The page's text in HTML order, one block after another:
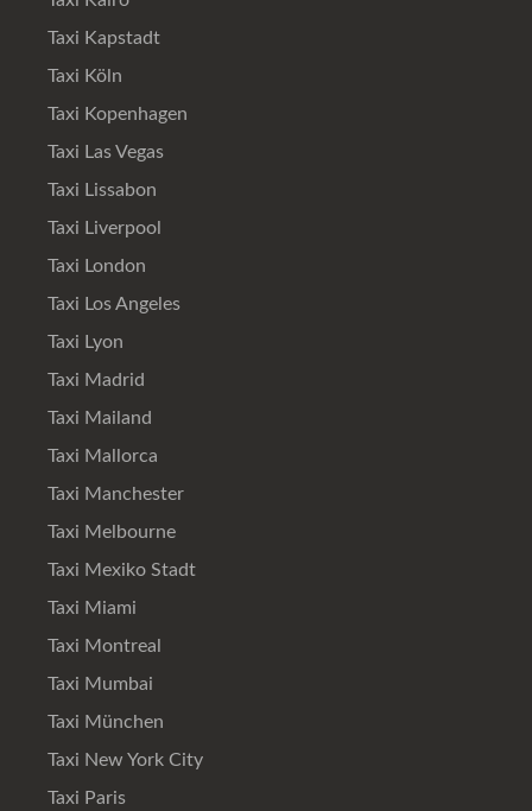
Taxi Kapstadt
Taxi Köln
Taxi Kopenhagen
Taxi Las Vegas
Taxi Lissabon
Taxi Liverpool
Taxi London
Taxi Los Angeles
Taxi Lyon
Taxi Madrid
Taxi Mailand
Taxi Mallorca
Taxi Manchester
Taxi Melbourne
Taxi Mexiko Stadt
Taxi Miami
Taxi Montreal
Taxi Mumbai
Taxi München
Taxi New York City
Taxi Paris